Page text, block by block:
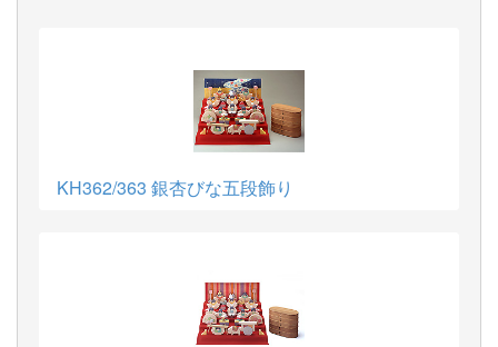
KH362/363 銀杏びな五段飾り